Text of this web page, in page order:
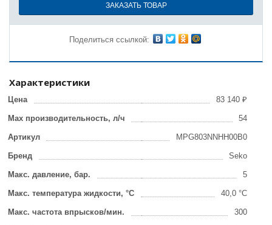
ЗАКАЗАТЬ ТОВАР
Поделиться ссылкой:
Характеристики
Цена 83 140 ₽
Max производительность, л/ч 54
Артикул MPG803NNHH00B0
Бренд Seko
Макс. давление, бар. 5
Макс. температура жидкости, °С 40,0 °C
Макс. частота впрысков/мин. 300